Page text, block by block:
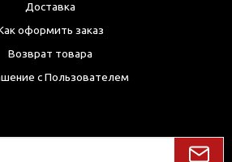
Доставка
оформить заказ
Возврат товара
с Пользователем